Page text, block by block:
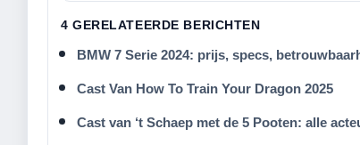
4 GERELATEERDE BERICHTEN
BMW 7 Serie 2024: prijs, specs,
Cast Van How To Train Your Dragon 2025
Cast van ‘t Schaep met de 5 Pooten: alle